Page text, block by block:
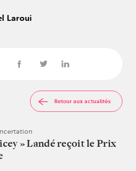
Laroui
Retour aux actualités
» Landé reçoit le Prix